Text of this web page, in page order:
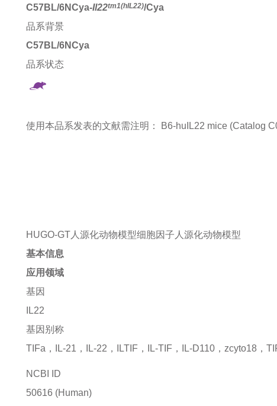
C57BL/6NCya-Il22tm1(hIL22)/Cya
品系背景
C57BL/6NCya
品系状态
使用本品系发表的文献需注明： B6-huIL22 mice (Catalog
HUGO-GT人源化动物模型细胞因子人源化动物模型
基本信息
应用领域
基因
IL22
基因别称
TIFa，IL-21，IL-22，ILTIF，IL-TIF，IL-D110，zcyto18，
NCBI ID
50616 (Human)